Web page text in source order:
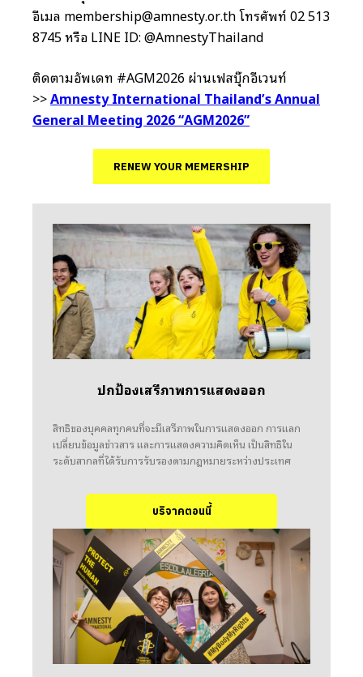
อีเมล membership@amnesty.or.thโทรศัพท์ 02 513
8745 หรือ LINE ID: @AmnestyThailand
ติดตามอัพเดท #AGM2026 ผ่านเฟสบุ๊กอีเวนท์
>>Amnesty International Thailand’s Annual
General Meeting 2026 “AGM2026”
RENEW YOUR MEMERSHIP
ปกป้องเสรีภาพการแสดงออก
สิทธิของบุคคลทุกคนที่จะมีเสรีภาพในการแสดงออก การแลก
เปลี่ยนข้อมูลข่าวสาร และการแสดงความคิดเห็น เป็นสิทธิใน
ระดับสากลที่ได้รับการรับรองตามกฎหมายระหว่างประเทศ
บริจาคตอนนี้